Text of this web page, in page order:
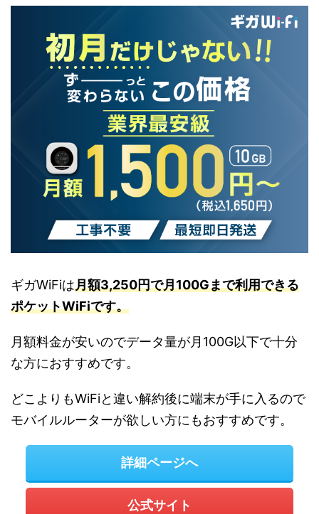
ギガWiFiは月額3,250円で月100Gまで利用できる
ポケットWiFiです。
月額料金が安いのでデータ量が月100G以下で十分
な方におすすめです。
どこよりもWiFiと違い解約後に端末が手に入るので
モバイルルーターが欲しい方にもおすすめです。
詳細ページへ
公式サイト